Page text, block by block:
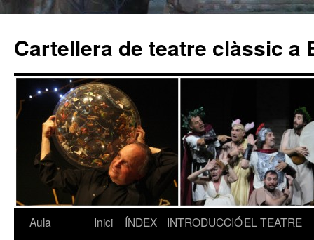
Cartellera de teatre clàssic a
Vés
Aula
Inici ÍNDEX INTRODUCCIÓEL TEATRE